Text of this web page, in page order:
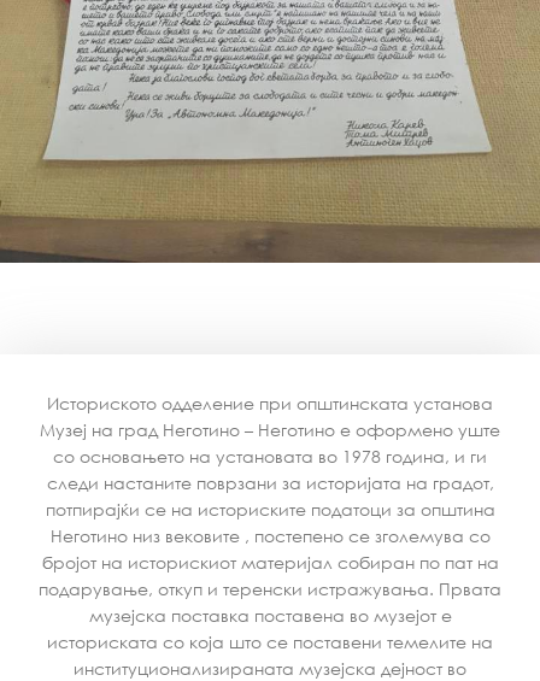
Историското одделение при општинската установа
Музеј на град Неготино – Неготино е оформено уште
со основањето на установата во 1978 година, и ги
следи настаните поврзани за историјата на градот,
потпирајќи се на историските податоци за општина
Неготино низ вековите , постепено се зголемува со
бројот на историскиот материјал собиран по пат на
подарување, откуп и теренски истражувања. Првата
музејска поставка поставена во музејот е
историската со која што се поставени темелите на
институционализираната музејска дејност во